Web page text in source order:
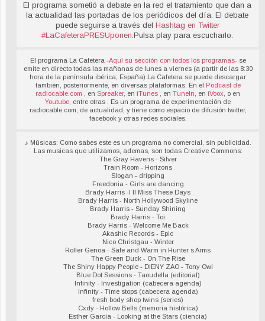
El programa sometió a debate en la red el tratamiento que dan a
la actualidad las portadas de los periódicos del día. El debate
puede seguirse a través del Hashtag en Twitter
#LaCafeteraPRESUponen.Pulsa play para escucharlo.
El programa La Cafetera -Aquí su sección con todos los programas- se
emite en directo todas las mañanas de lunes a viernes (a partir de las 8:30
hora de la península ibérica, España).La Cafetera se puede descargar
también, posteriormente, en diversas plataformas: En el
Podcast de
radiocable.com
, enSpreaker, en iTunes , enTuneIn , en iVoox , o en
Youtube, entre otras . Es un programa de experimentación de
radiocable.com, de actualidad, y tiene como espacio de difusión twitter,
facebook y otras redes sociales.
♪ Músicas: Como sabes este es un programa no comercial, sin publicidad.
Las musicas que utilizamos, ademas, son todas Creative Commons:
The Gray Havens - Silver
Train Room - Horizons
Slogan - dripping
Freedonia - Girls are dancing
Brady Harris -I ll Miss These Days
Brady Harris - North Hollywood Skyline
Brady Harris - Sunday Shining
Brady Harris - Toi
Brady Harris - Welcome Me Back
Akashic Records - Epic
Nico Christgau - Winter
Roller Genoa - Safe and Warm in Hunter s Arms
The Green Duck - On The Rise
The Shiny Happy People - DIENY ZAO - Tony Owl
Blue Dot Sessions - Taoudella (editorial)
Infinity - Investigation (cabecera agenda)
Infinity - Time stops (cabecera agenda)
fresh body shop twins (series)
Cxdy - Hollow Bells (memoria histórica)
Esther Garcia - Looking at the Stars (ciencia)